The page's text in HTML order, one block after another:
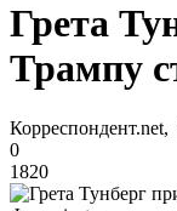
Грета
Трампу
Корреспондент.net,
0
1820